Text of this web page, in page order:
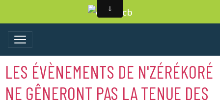
LES ÉVÈNEMENTS DE N'ZÉRÉKORÉ
NE GÊNERONT PAS LA TENUE DES